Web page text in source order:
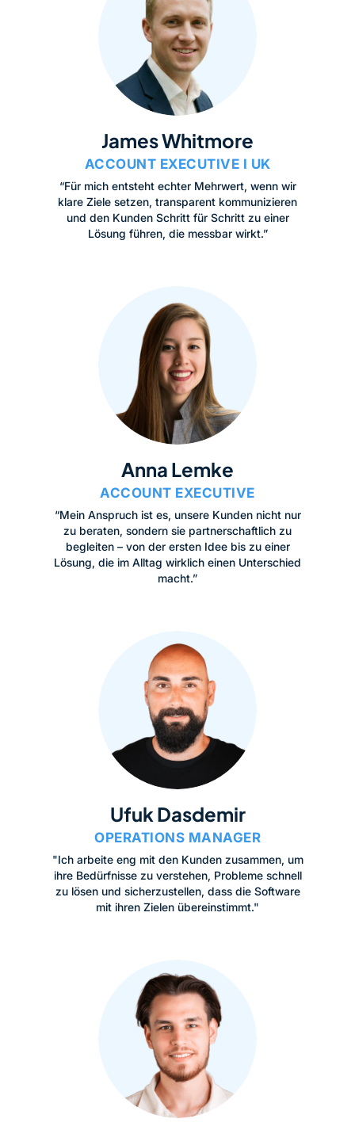
James Whitmore
ACCOUNT EXECUTIVE I UK
“Für mich entsteht echter Mehrwert, wenn wir
klare Ziele setzen, transparent kommunizieren
und den Kunden Schritt für Schritt zu einer
Lösung führen, die messbar wirkt.”
Anna Lemke
ACCOUNT EXECUTIVE
“Mein Anspruch ist es, unsere Kunden nicht nur
zu beraten, sondern sie partnerschaftlich zu
begleiten – von der ersten Idee bis zu einer
Lösung, die im Alltag wirklich einen Unterschied
macht.”
Ufuk Dasdemir
OPERATIONS MANAGER
"Ich arbeite eng mit den Kunden zusammen, um
ihre Bedürfnisse zu verstehen, Probleme schnell
zu lösen und sicherzustellen, dass die Software
mit ihren Zielen übereinstimmt."